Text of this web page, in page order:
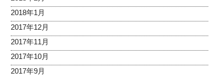
2018年1月
2017年12月
2017年11月
2017年10月
2017年9月